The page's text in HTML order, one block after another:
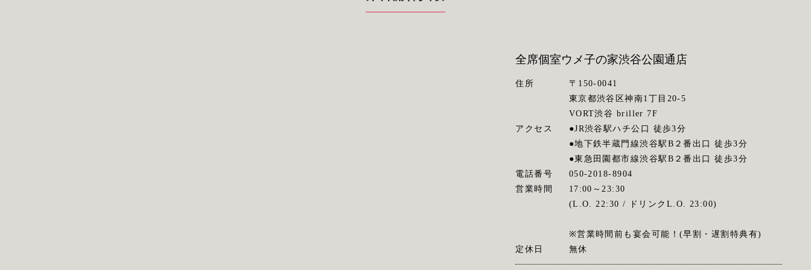
全席個室ウメ子の家渋谷公園通店
住所
〒150-0041
東京都渋谷区神南1丁目20-5
VORT渋谷 briller 7F
アクセス
●JR渋谷駅ハチ公口 徒歩3分
●地下鉄半蔵門線渋谷駅B２番出口 徒歩3分
●東急田園都市線渋谷駅B２番出口 徒歩3分
電話番号
050-2018-8904
営業時間
17:00～23:30
(L.O. 22:30 / ドリンクL.O. 23:00)
※営業時間前も宴会可能！(早割・遅割特典有)
定休日
無休